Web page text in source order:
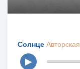
Солнце Авторская
▶